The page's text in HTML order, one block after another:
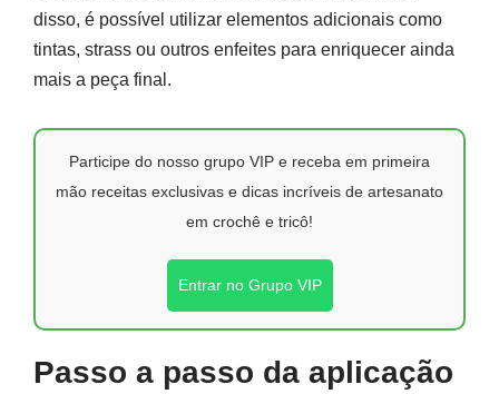
disso, é possível utilizar elementos adicionais como
tintas, strass ou outros enfeites para enriquecer ainda
mais a peça final.
Participe do nosso grupo VIP e receba em primeira
mão receitas exclusivas e dicas incríveis de artesanato
em crochê e tricô!
Entrar no Grupo VIP
Passo a passo da aplicação